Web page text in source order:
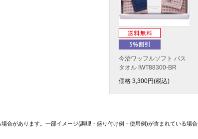
今治ワッフルソフト バス
タオル IWT88300-BR
価格 3,300円(税込)
合があります。一部イメージ(調理・盛り付け例・使用例)が含まれている場合